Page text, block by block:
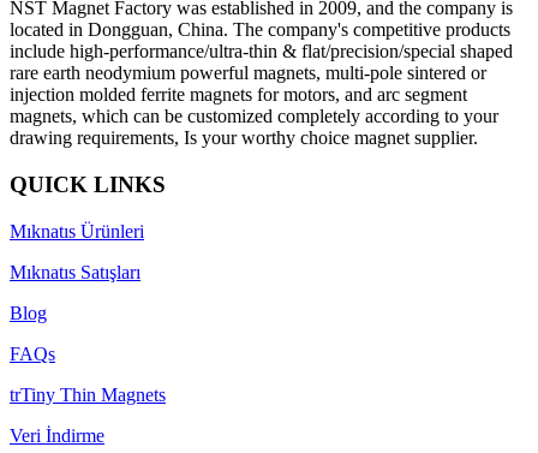
NST Magnet Factory was established in 2009, and the company is
located in Dongguan, China. The company's competitive products
include high-performance/ultra-thin & flat/precision/special shaped
rare earth neodymium powerful magnets, multi-pole sintered or
injection molded ferrite magnets for motors, and arc segment
magnets, which can be customized completely according to your
drawing requirements, Is your worthy choice magnet supplier.
QUICK LINKS
Mıknatıs Ürünleri
Mıknatıs Satışları
Blog
FAQs
trTiny Thin Magnets
Veri İndirme